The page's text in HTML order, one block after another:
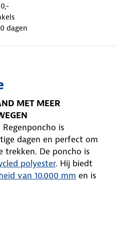
dagen
MET MEER
is
dagen en perfect om
trekken. De poncho is
polyester. Hij biedt
van 10.000 mm en is
beschermd tegen
en voorkom